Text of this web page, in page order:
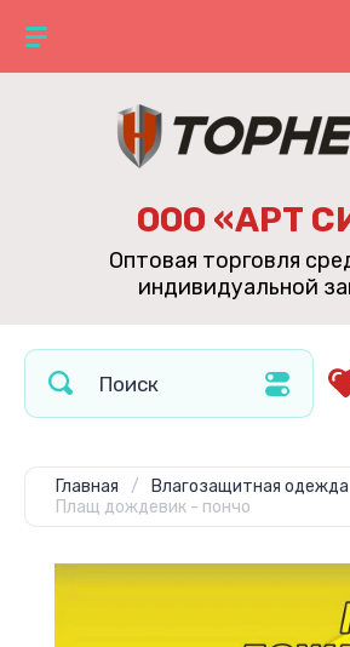
ООО «АРТ
Оптовая торговля
индивидуальной
Главная / Влагозащитная одежда
Плащ дождевик - пончо